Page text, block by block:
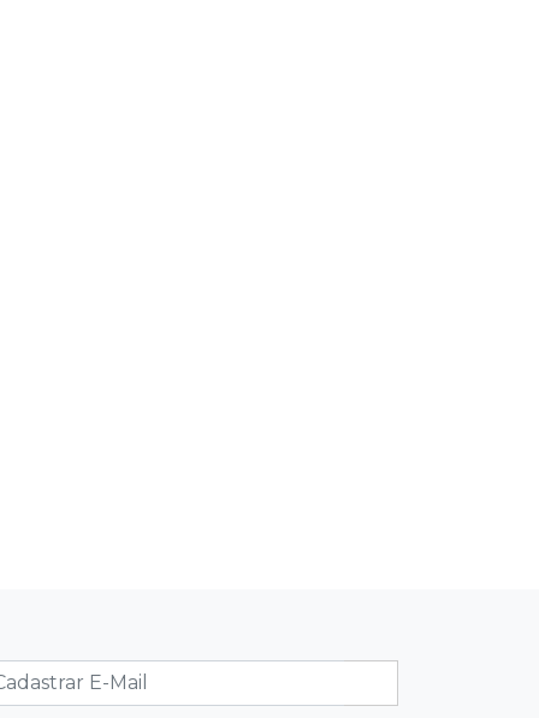
18:03Mais 3,8 mil km
Com empréstimo bilionário, MS